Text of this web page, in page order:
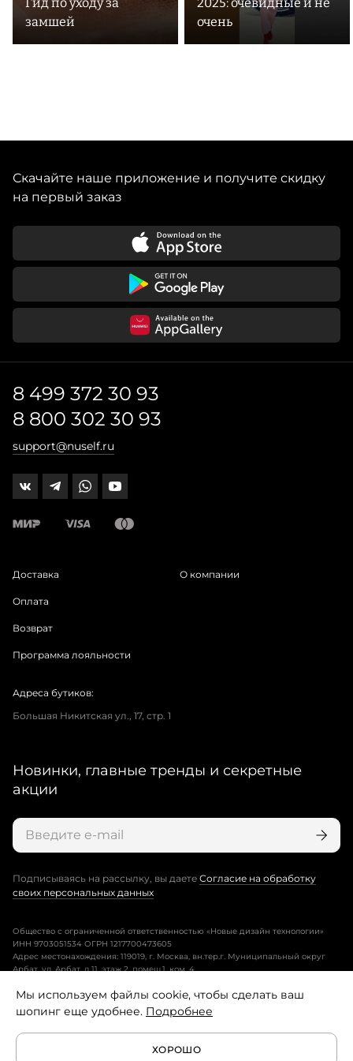
Гид по уходу за
замшей
2025: очевидные и не
очень
Скачайте наше приложение и получите скидку
на первый заказ
8 499 372 30 93
8 800 302 30 93
support@nuself.ru
Доставка
Оплата
Возврат
Программа лояльности
О компании
Адреса бутиков:
Большая Никитская ул., 17, стр. 1
Новинки, главные тренды и секретные
акции
Подписываясь на рассылку, вы даете Согласие на обработку
своих персональных данных
Общество с ограниченной ответственностью «Новые дизайн технологии»
ИНН 9703051534 ОГРН 1217700473605
Адрес местонахождения: 119019, г. Москва, вн.тер.г. Муниципальный округ
Арбат, ул. Арбат, д.11, этаж 2, помещ.1, ком. 4.
Пользовательское соглашение
Политика конфиденциальности
Мы используем файлы cookie, чтобы сделать ваш
шопинг еще удобнее. Подробнее
ХОРОШО